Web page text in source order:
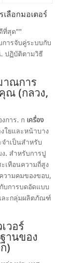
ลือกมอเตอร์
ที่สุด""
การจับคู่ระบบกับ
. ปฏิบัติตามวิธี
าณการ
ณ (กลวง,
การ. ก เครื่อง
ใยและหน้าบาง
ำเป็นสำหรับ
. สำหรับการปู
เทือนความถี่สูง
วามคมของขอบ,
บการบดอัดแบบ
ละกลุ่มผลิตภัณฑ์
วอร์
านของ
)